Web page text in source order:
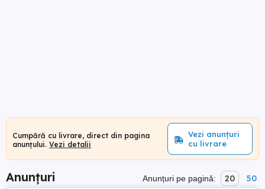
Cumpără cu livrare, direct din pagina
anunțului. Vezi detalii
Vezi anunțuri
cu livrare
Anunțuri Anunțuri pe pagină: 20 50